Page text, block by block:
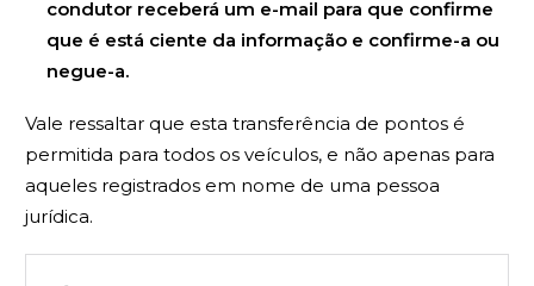
condutor receberá um e-mail para que confirme
que é está ciente da informação e confirme-a ou
negue-a.
Vale ressaltar que esta transferência de pontos é
permitida para todos os veículos, e não apenas para
aqueles registrados em nome de uma pessoa
jurídica.